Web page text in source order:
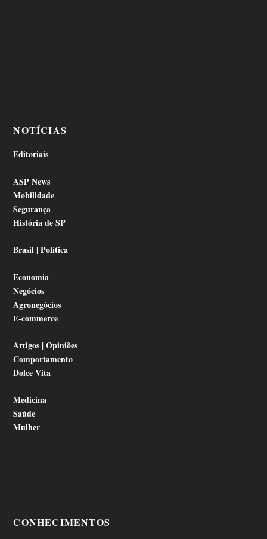
NOTÍCIAS
Editoriais
ASP News
Mobilidade
Segurança
História de SP
Brasil | Política
Economia
Negócios
Agronegócios
E-commerce
Artigos | Opiniões
Comportamento
Dolce Vita
Medicina
Saúde
Mulher
CONHECIMENTOS